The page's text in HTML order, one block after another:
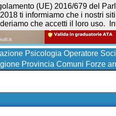
Psicologia Operatore
Provincia Comuni Forze
(UE) 2016/679 del
ti informiamo che i nostri
che accetti il loro uso.